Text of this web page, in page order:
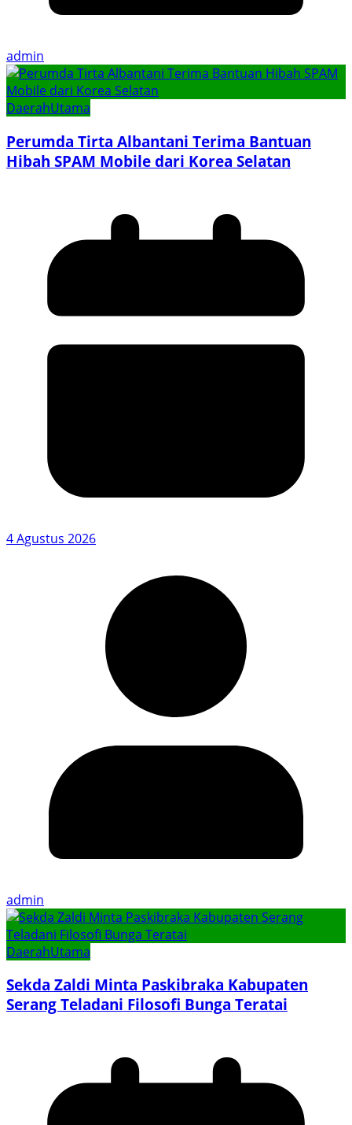
admin
DaerahUtama
Perumda Tirta Albantani Terima Bantuan
Hibah SPAM Mobile dari Korea Selatan
4 Agustus 2026
admin
DaerahUtama
Sekda Zaldi Minta Paskibraka Kabupaten
Serang Teladani Filosofi Bunga Teratai